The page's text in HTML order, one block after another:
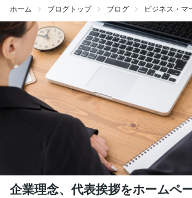
ホーム ブログトップ ブログ ビジネス・マ
企業理念、代表挨拶をホームペ